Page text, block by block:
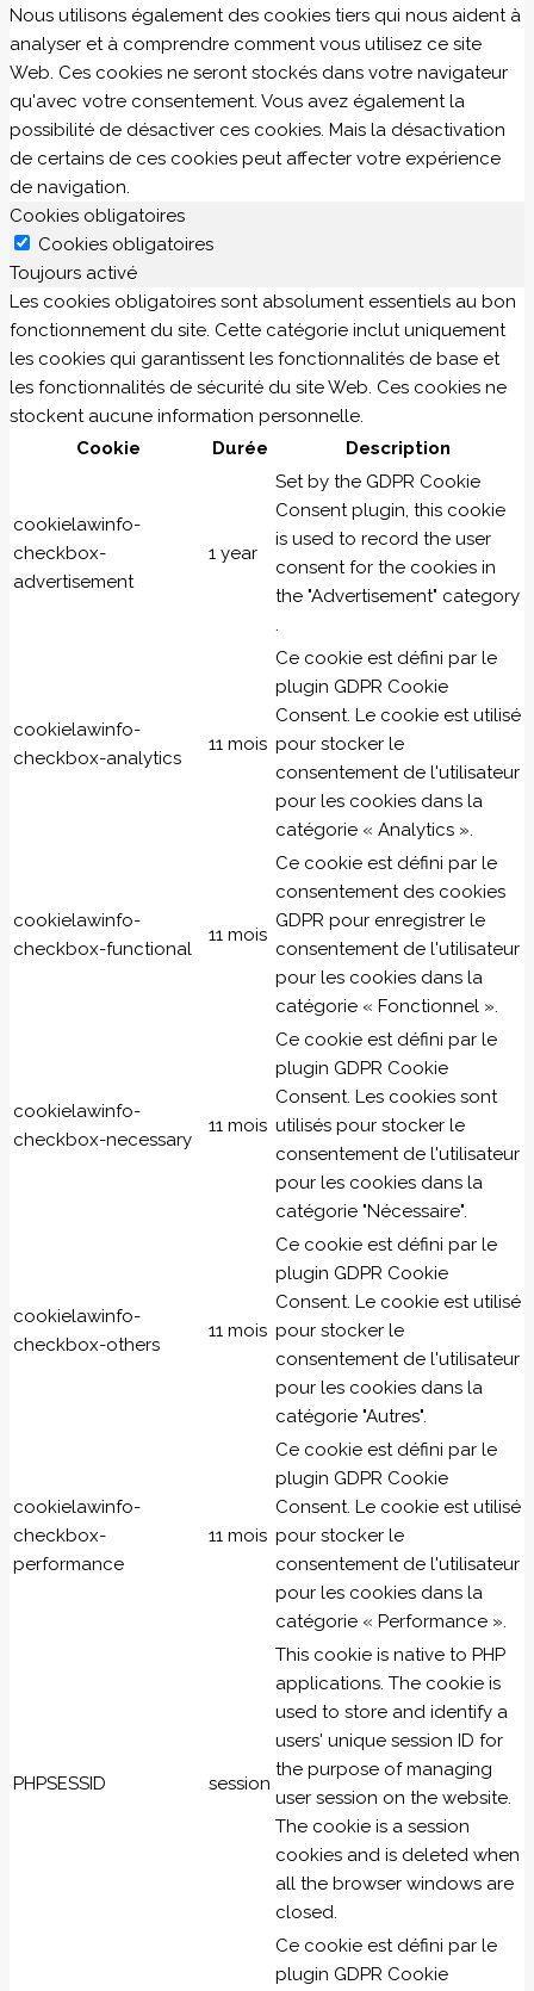
Nous utilisons également des cookies tiers qui nous aident à
analyser et à comprendre comment vous utilisez ce site
Web. Ces cookies ne seront stockés dans votre navigateur
qu'avec votre consentement. Vous avez également la
possibilité de désactiver ces cookies. Mais la désactivation
de certains de ces cookies peut affecter votre expérience
de navigation.
Cookies obligatoires
Cookies obligatoires
Toujours activé
Les cookies obligatoires sont absolument essentiels au bon
fonctionnement du site. Cette catégorie inclut uniquement
les cookies qui garantissent les fonctionnalités de base et
les fonctionnalités de sécurité du site Web. Ces cookies ne
stockent aucune information personnelle.
Cookie
Durée Description
cookielawinfo-
checkbox-
advertisement
1 year
Set by the GDPR Cookie
Consent plugin, this cookie
is used to record the user
consent for the cookies in
the "Advertisement" category
.
cookielawinfo-
checkbox-analytics
11 mois
Ce cookie est défini par le
plugin GDPR Cookie
Consent. Le cookie est utilisé
pour stocker le
consentement de l'utilisateur
pour les cookies dans la
catégorie « Analytics ».
cookielawinfo-
checkbox-functional
11 mois
Ce cookie est défini par le
consentement des cookies
GDPR pour enregistrer le
consentement de l'utilisateur
pour les cookies dans la
catégorie « Fonctionnel ».
cookielawinfo-
checkbox-necessary
11 mois
Ce cookie est défini par le
plugin GDPR Cookie
Consent. Les cookies sont
utilisés pour stocker le
consentement de l'utilisateur
pour les cookies dans la
catégorie "Nécessaire".
cookielawinfo-
checkbox-others
11 mois
Ce cookie est défini par le
plugin GDPR Cookie
Consent. Le cookie est utilisé
pour stocker le
consentement de l'utilisateur
pour les cookies dans la
catégorie "Autres".
cookielawinfo-
checkbox-
performance
11 mois
Ce cookie est défini par le
plugin GDPR Cookie
Consent. Le cookie est utilisé
pour stocker le
consentement de l'utilisateur
pour les cookies dans la
catégorie « Performance ».
PHPSESSID session
This cookie is native to PHP
applications. The cookie is
used to store and identify a
users' unique session ID for
the purpose of managing
user session on the website.
The cookie is a session
cookies and is deleted when
all the browser windows are
closed.
Ce cookie est défini par le
plugin GDPR Cookie